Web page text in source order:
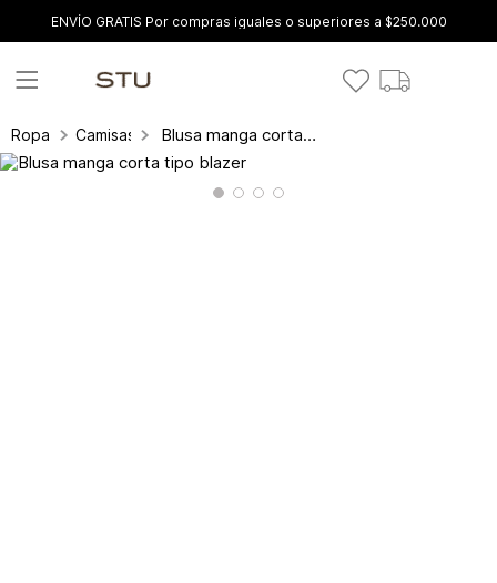
ENVÍO GRATIS Por compras iguales o superiores a $250.000
Ropa Camisas y blusas Blusa manga corta tipo blazer